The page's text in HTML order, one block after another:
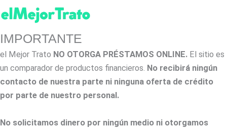
IMPORTANTE
el Mejor Trato NO OTORGA PRÉSTAMOS ONLINE. El sitio es
un comparador de productos financieros. No recibirá ningún
contacto de nuestra parte ni ninguna oferta de crédito
por parte de nuestro personal.
No solicitamos dinero por ningún medio ni otorgamos